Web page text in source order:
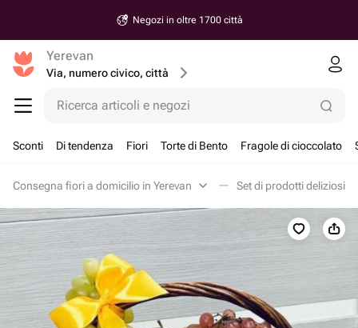
Negozi in oltre 1700 città
Yerevan
Via, numero civico, città
Ricerca articoli e negozi
Sconti Di tendenza Fiori Torte di Bento Fragole di cioccolato
Consegna fiori a domicilio in Yerevan Set di prodotti deliziosi in